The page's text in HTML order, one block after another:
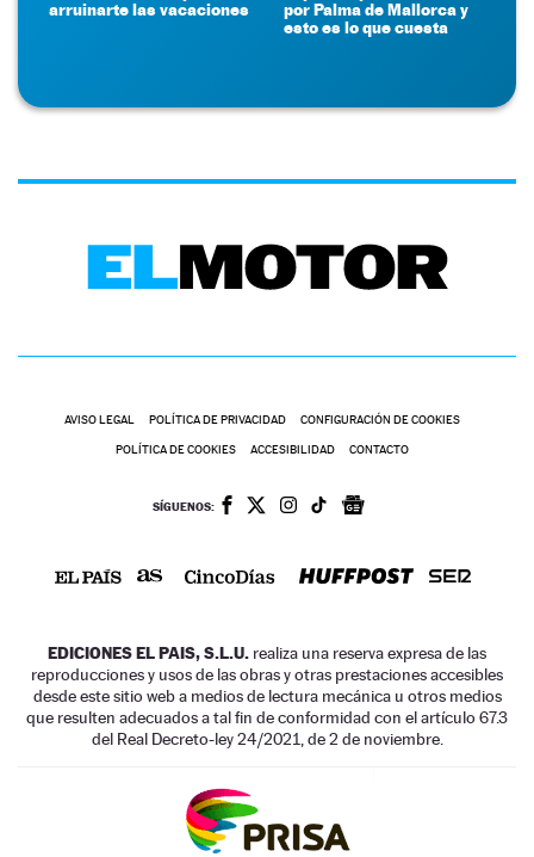
arruinarte las vacaciones
por Palma de Mallorca y
esto es lo que cuesta
AVISO LEGAL POLÍTICA DE PRIVACIDAD CONFIGURACIÓN DE COOKIES
POLÍTICA DE COOKIES ACCESIBILIDAD CONTACTO
SÍGUENOS:
EDICIONES EL PAIS, S.L.U. realiza una reserva expresa de las
reproducciones y usos de las obras y otras prestaciones accesibles
desde este sitio web a medios de lectura mecánica u otros medios
que resulten adecuados a tal fin de conformidad con el artículo 67.3
del Real Decreto-ley 24/2021, de 2 de noviembre.